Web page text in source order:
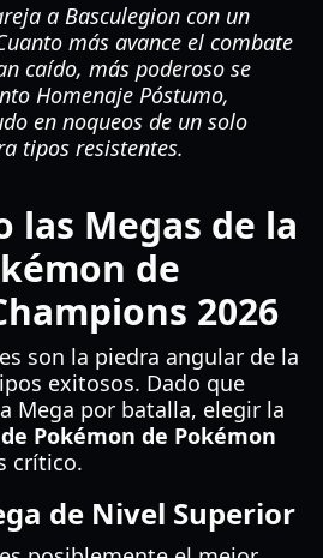
a Basculegion con un
más avance el combate
caído, más poderoso se
Homenaje Póstumo,
en noqueos de un solo
tipos resistentes.
las Megas de la
de
2026
son la piedra angular de la
exitosos. Dado que
Mega por batalla, elegir la
Pokémon de Pokémon
crítico.
de Nivel Superior